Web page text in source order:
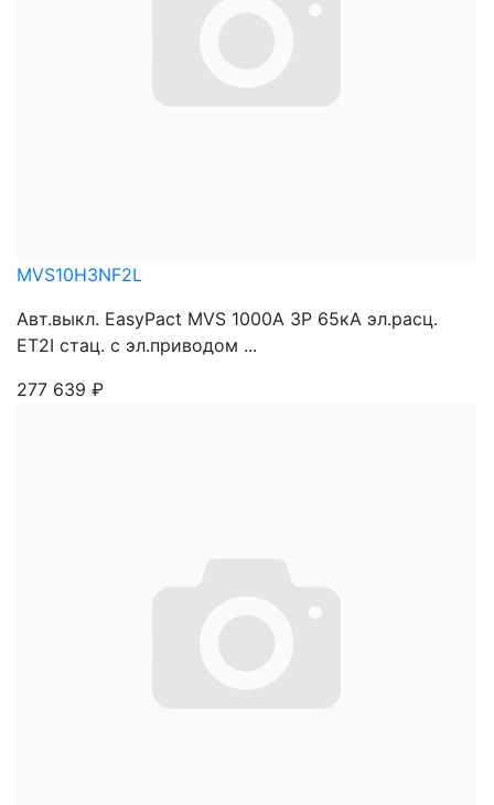
MVS10H3NF2L
Авт.выкл. EasyPact MVS 1000A 3P 65кА эл.расц.
ET2I стац. с эл.приводом ...
277 639 ₽